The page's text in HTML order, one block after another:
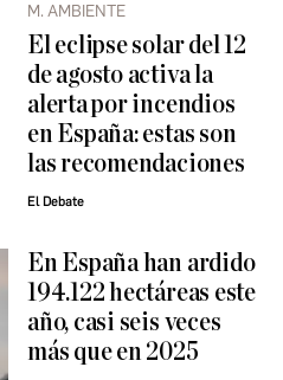
M. AMBIENTE
El eclipse solar del 12
de agosto activa la
alerta por incendios
en España: estas son
las recomendaciones
El Debate
En España han ardido
194.122 hectáreas este
año, casi seis veces
más que en 2025